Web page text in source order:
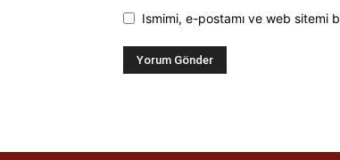
Ismimi, e-postamı ve web sitemi